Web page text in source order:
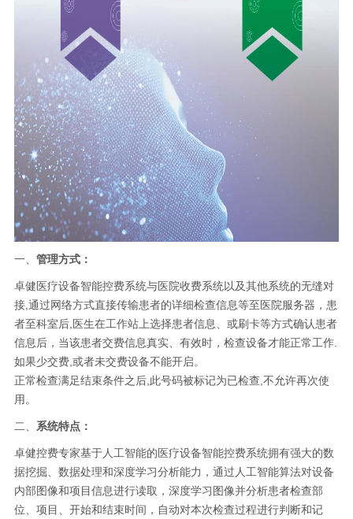
一、 管理方式：
卓健医疗设备智能控费系统与医院收费系统以及其他系统的无缝对
接 ,通过网络方式直接传输患者的详细检查信息等至医院服务器，患
者至科室后 ,医生在工作站上选择患者信息、或刷卡等方式确认患者
信息后，当该患者交费信息真实、有效时，检查设备才能正常工作
如果少交费,或者未交费设备不能开启。
正常检查满足结束条件之后 ,此号码被标记为已检查,不允许再次使
用 。
二、 系统特点：
卓健控费专家基于人工智能的医疗设备智能控费系统拥有强大的数
据挖掘、数据处理和深度学习分析能力，通过人工智能算法对设备
内部图像和项目信息进行读取，深度学习图像并分析患者检查部
位、项目、开始和结束时间，自动对本次检查过程进行判断和记